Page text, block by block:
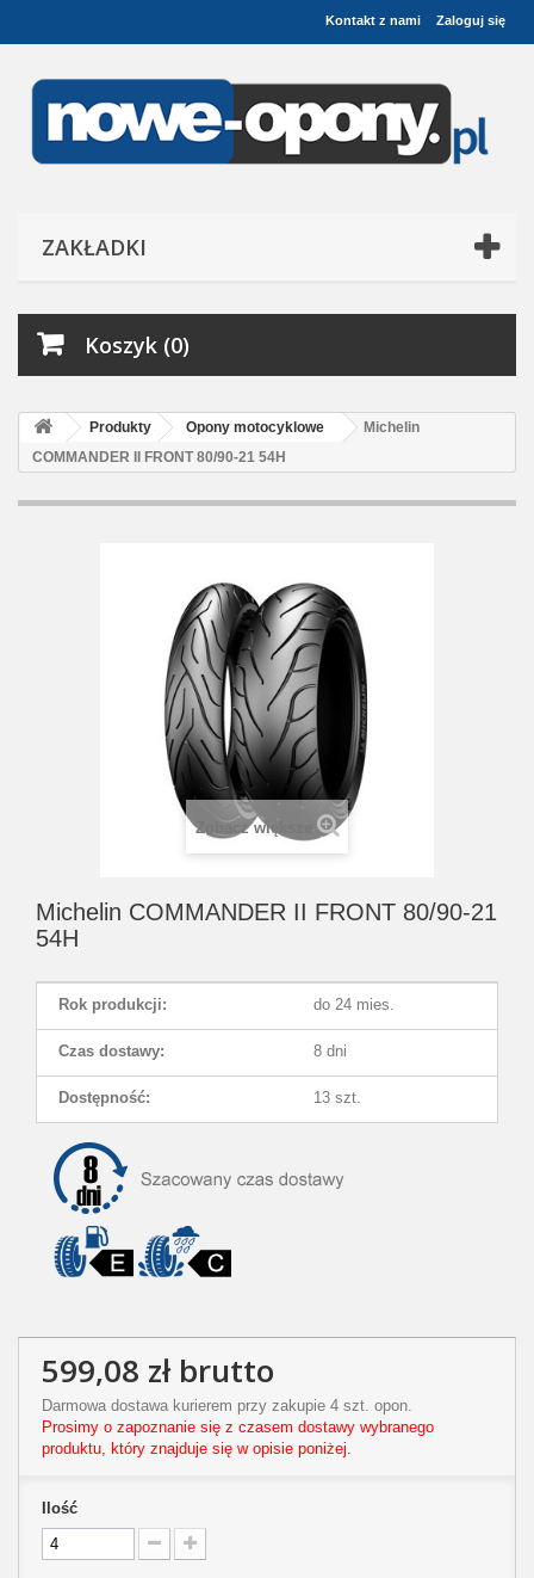
Zaloguj się
Kontakt z nami
ZAKŁADKI
Koszyk (0)
Produkty Opony motocyklowe
Michelin
COMMANDER II FRONT 80/90-21 54H
Zobacz większe
Michelin COMMANDER II FRONT 80/90-21
54H
Rok produkcji: do 24 mies.
Czas dostawy: 8 dni
Dostępność: 13 szt.
599,08 złbrutto
Darmowa dostawa kurierem przy zakupie 4 szt. opon.
Prosimy o zapoznanie się z czasem dostawy wybranego
produktu, który znajduje się w opisie poniżej.
Ilość